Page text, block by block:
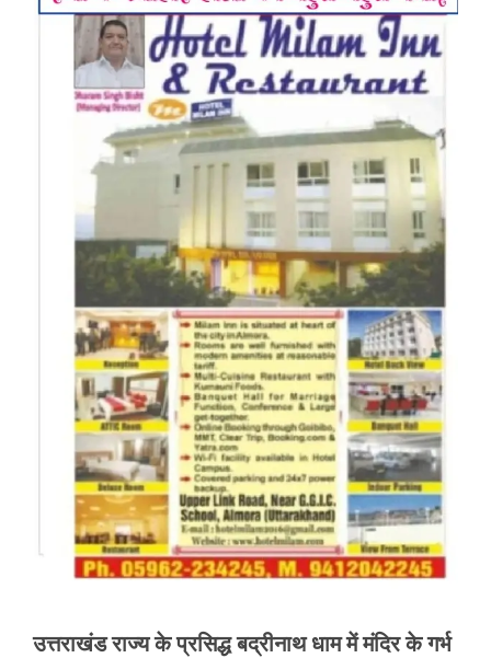
उत्तराखंड राज्य के प्रसिद्ध बद्रीनाथ धाम में मंदिर के गर्भ